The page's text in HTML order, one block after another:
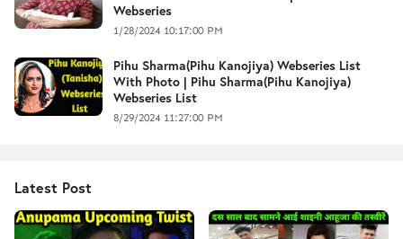
Webseries
1/28/2024 10:17:00 PM
Pihu Sharma(Pihu Kanojiya) Webseries List
With Photo | Pihu Sharma(Pihu Kanojiya)
Webseries List
8/29/2024 11:27:00 PM
Latest Post